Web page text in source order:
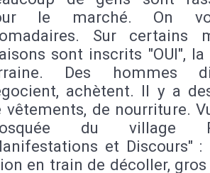
le marché. On
Sur certains
sont inscrits "OUI",
Des hommes
achètent. Il y a
vêtements, de nourriture.
du village
et Discours" :
en train de décoller,